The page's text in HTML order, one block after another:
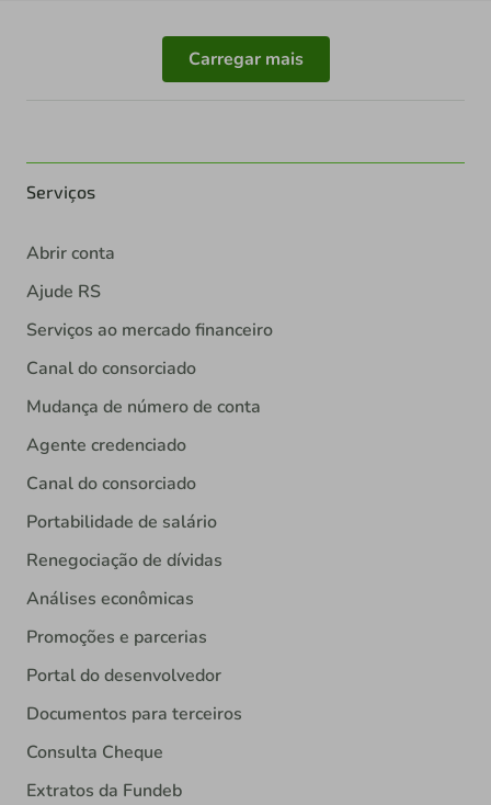
Carregar mais
Serviços
Abrir conta
Ajude RS
Serviços ao mercado financeiro
Canal do consorciado
Mudança de número de conta
Agente credenciado
Canal do consorciado
Portabilidade de salário
Renegociação de dívidas
Análises econômicas
Promoções e parcerias
Portal do desenvolvedor
Documentos para terceiros
Consulta Cheque
Extratos da Fundeb